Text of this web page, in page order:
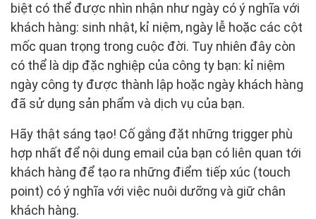
biệt có thể được nhìn nhận như ngày có ý nghĩa với
khách hàng: sinh nhật, kỉ niệm, ngày lễ hoặc các cột
mốc quan trọng trong cuộc đời. Tuy nhiên đây còn
có thể là dịp đặc nghiệp của công ty bạn: kỉ niệm
ngày công ty được thành lập hoặc ngày khách hàng
đã sử dụng sản phẩm và dịch vụ của bạn.
Hãy thật sáng tạo! Cố gắng đặt những trigger phù
hợp nhất để nội dung email của bạn có liên quan tới
khách hàng để tạo ra những điểm tiếp xúc (touch
point) có ý nghĩa với việc nuôi dưỡng và giữ chân
khách hàng.